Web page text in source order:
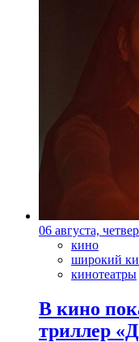
06 августа,
кино
широкий
кинотеатры
В кино
триллер